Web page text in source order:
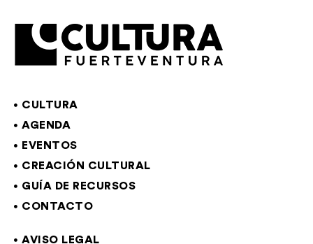
CULTURA
AGENDA
EVENTOS
CREACIÓN CULTURAL
GUÍA DE RECURSOS
CONTACTO
AVISO LEGAL